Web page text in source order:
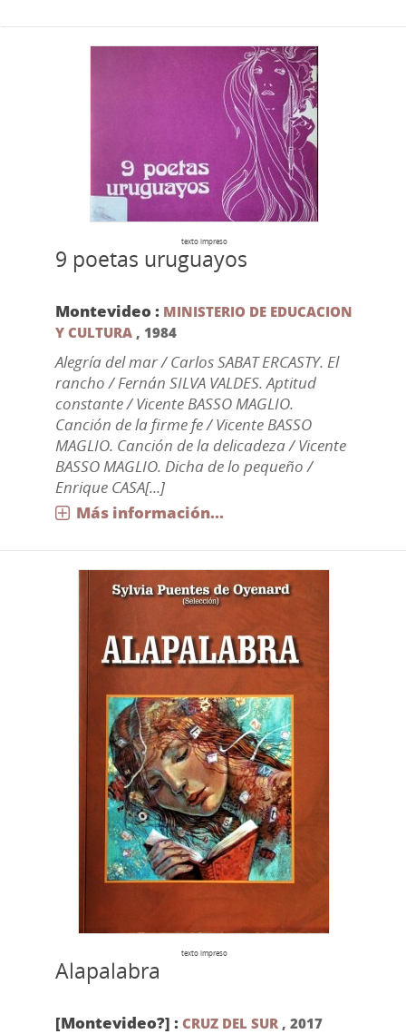
texto impreso
9 poetas uruguayos
Montevideo : MINISTERIO DE EDUCACION
Y CULTURA, 1984
Alegría del mar / Carlos SABAT ERCASTY. El
rancho / Fernán SILVA VALDES. Aptitud
constante / Vicente BASSO MAGLIO.
Canción de la firme fe / Vicente BASSO
MAGLIO. Canción de la delicadeza / Vicente
BASSO MAGLIO. Dicha de lo pequeño /
Enrique CASA[...]
Más información...
texto impreso
Alapalabra
[Montevideo?] : CRUZ DEL SUR, 2017